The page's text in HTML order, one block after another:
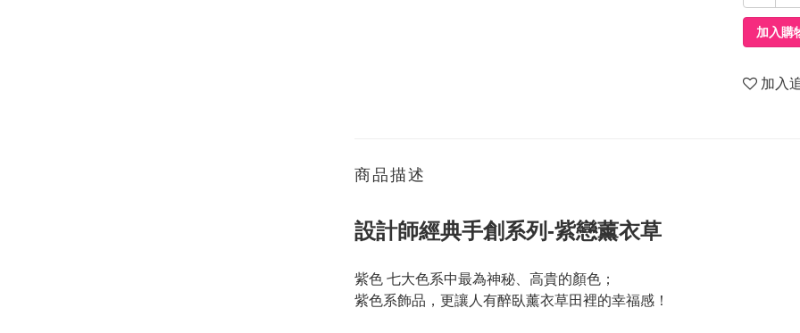
加入購
加入
商品描述
設計師經典手創系列-紫戀薰衣草
紫色 七大色系中最為神秘、高貴的顏色；
紫色系飾品，更讓人有醉臥薰衣草田裡的幸福感！